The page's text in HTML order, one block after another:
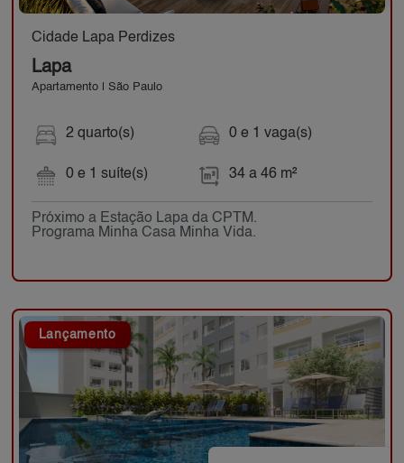
Cidade Lapa Perdizes
Lapa
Apartamento | São Paulo
2 quarto(s)
0 e 1 suíte(s)
0 e 1 vaga(s)
34 a 46 m²
Próximo a Estação Lapa da CPTM.
Programa Minha Casa Minha Vida.
Lançamento